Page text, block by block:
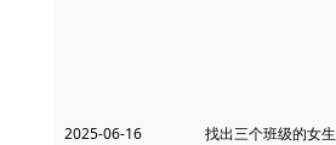
2025-06-16 找出三个班级的女生